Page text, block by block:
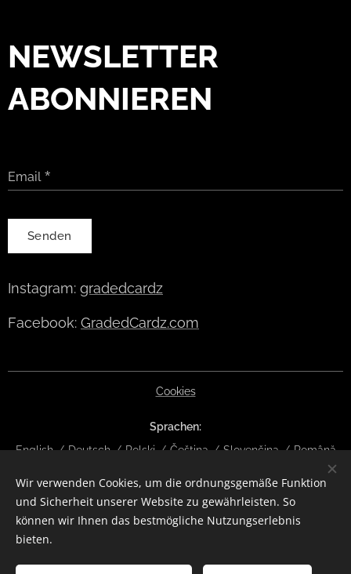
NEWSLETTER
ABONNIEREN
Email
Senden
Instagram: gradedcardz
Facebook: GradedCardz.com
Cookies
Sprachen
English
Deutsch Polski Čeština Slovenčina Română
Währung
EUR €
CZK Kč DKK kr NOK kr GBP £ SEK kr
HUF Ft
ISK kr USD $ PLN zł RON lei
Wir verwenden Cookies, um die ordnungsgemäße Funktion
und Sicherheit unserer Website zu gewährleisten. So
können wir Ihnen das bestmögliche Nutzungserlebnis
bieten.